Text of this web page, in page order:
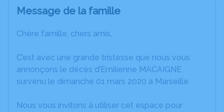
Message de la famille
Chère famille, chers amis,
C’est avec une grande tristesse que nous vous
annonçons le décès d’Emilienne MACAIGNE
survenu le dimanche 01 mars 2020 à Marseille.
Nous vous invitons à utiliser cet espace pour